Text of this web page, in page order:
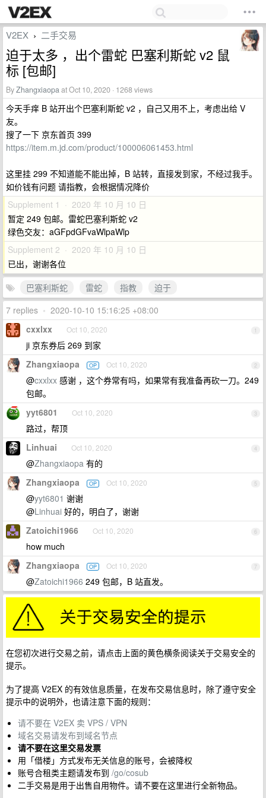
V2EX › 二手交易
迫于太多 ，出个雷蛇 巴塞利斯蛇 v2 鼠
标 [包邮]
ByZhangxiaopaat Oct 10, 2020 · 1268 views
今天手痒 B 站开出个巴塞利斯蛇 v2 ，自己又用不上，考虑出给 V
友。
搜了一下 京东首页 399
https://item.m.jd.com/product/100006061453.html
这里挂 299 不知道能不能出掉，B 站转，直接发到家，不经过我手。
如价钱有问题 请指教，会根据情况降价
Supplement 1 · 2020 年 10 月 10 日
暂定 249 包邮。雷蛇巴塞利斯蛇 v2
绿色交友：aGFpdGFvaWlpaWlp
Supplement 2 · 2020 年 10 月 10 日
已出，谢谢各位
巴塞利斯蛇
雷蛇 指教
迫于
7 replies • 2020-10-10 15:16:25 +08:00
1
cxxlxx Oct 10, 2020
ji 京东券后 269 到家
2
Zhangxiaopa OP Oct 10, 2020
@cxxlxx 感谢 ，这个券常有吗，如果常有我准备再砍一刀。249
包邮。
3
yyt6801 Oct 10, 2020
路过，帮顶
4
Linhuai Oct 10, 2020
@Zhangxiaopa 有的
5
Zhangxiaopa OP Oct 10, 2020
@yyt6801 谢谢
@Linhuai 好的，明白了，谢谢
6
Zatoichi1966 Oct 10, 2020
how much
7
Zhangxiaopa OP Oct 10, 2020
@Zatoichi1966 249 包邮，B 站直发。
在您初次进行交易之前，请点击上面的黄色横条阅读关于交易安全的
提示。
为了提高 V2EX 的有效信息质量，在发布交易信息时，除了遵守安全
提示中的说明外，也请注意下面的规则：
请不要在 V2EX 卖 VPS / VPN
域名交易请发布到域名节点
请不要在这里交易发票
用「借楼」方式发布无关信息的账号，会被降权
账号合租类主题请发布到 /go/cosub
二手交易是用于出售自用物件。请不要在这里进行全新物品。